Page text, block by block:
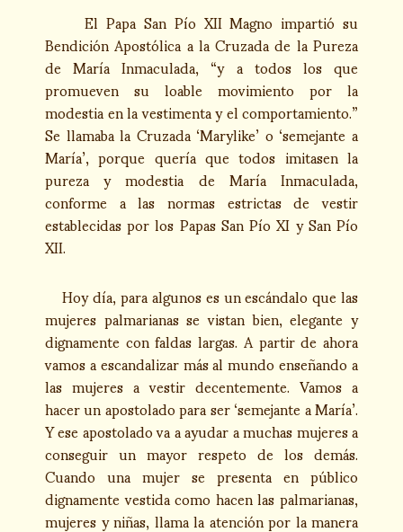
El Papa San Pío XII Magno impartió su
Bendición Apostólica a la Cruzada de la Pureza
de María Inmaculada, “y a todos los que
promueven su loable movimiento por la
modestia en la vestimenta y el comportamiento.”
Se llamaba la Cruzada ‘Marylike’ o ‘semejante a
María’, porque quería que todos imitasen la
pureza y modestia de María Inmaculada,
conforme a las normas estrictas de vestir
establecidas por los Papas San Pío XI y San Pío
XII.
Hoy día, para algunos es un escándalo que las
mujeres palmarianas se vistan bien, elegante y
dignamente con faldas largas. A partir de ahora
vamos a escandalizar más al mundo enseñando a
las mujeres a vestir decentemente. Vamos a
hacer un apostolado para ser ‘semejante a María’.
Y ese apostolado va a ayudar a muchas mujeres a
conseguir un mayor respeto de los demás.
Cuando una mujer se presenta en público
dignamente vestida como hacen las palmarianas,
mujeres y niñas, llama la atención por la manera